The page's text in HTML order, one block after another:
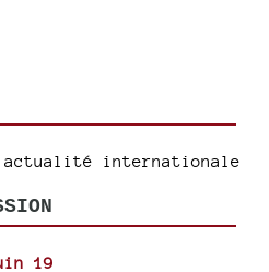
internationale
19